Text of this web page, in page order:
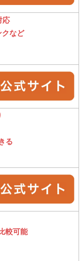
応
クなど
る
較可能